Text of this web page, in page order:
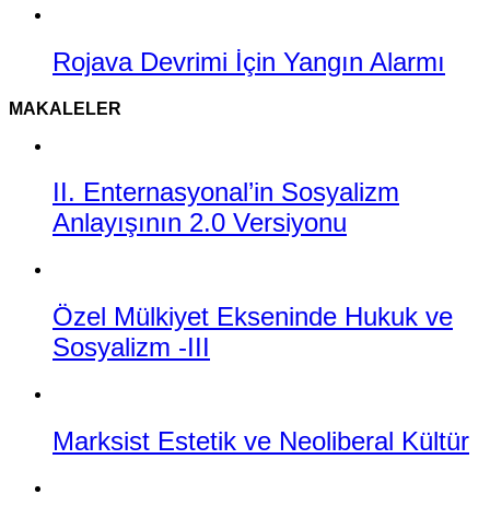
Rojava Devrimi İçin Yangın Alarmı
MAKALELER
II. Enternasyonal’in Sosyalizm
Anlayışının 2.0 Versiyonu
Özel Mülkiyet Ekseninde Hukuk ve
Sosyalizm -III
Marksist Estetik ve Neoliberal Kültür